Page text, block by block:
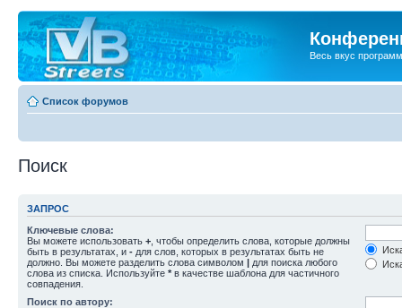
Весь вкус
Список форумов
Поиск
ЗАПРОС
Ключевые слова:
Вы можете использовать + , чтобы определить слова, которые должны
быть в результатах, и - для слов, которых в результатах быть не
должно. Вы можете разделить слова символом | для поиска любого
слова из списка. Используйте * в качестве шаблона для частичного
совпадения.
Поиск по автору: